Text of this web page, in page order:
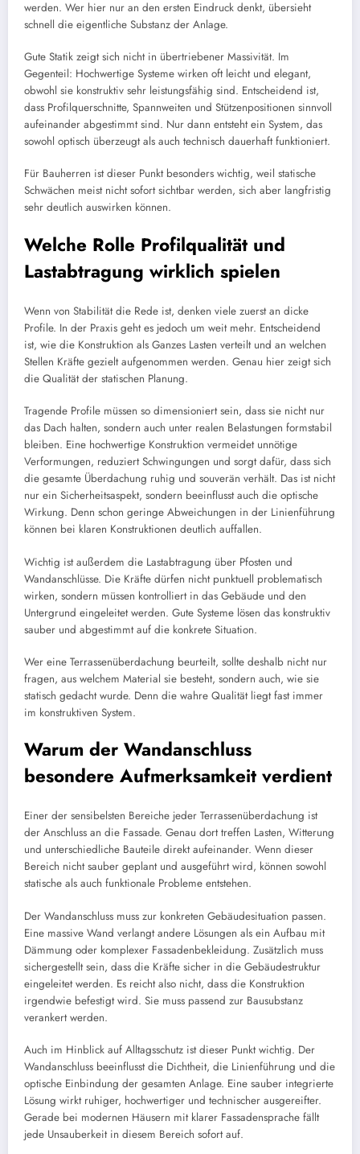
werden. Wer hier nur an den ersten Eindruck denkt, übersieht
schnell die eigentliche Substanz der Anlage.
Gute Statik zeigt sich nicht in übertriebener Massivität. Im
Gegenteil: Hochwertige Systeme wirken oft leicht und elegant,
obwohl sie konstruktiv sehr leistungsfähig sind. Entscheidend ist,
dass Profilquerschnitte, Spannweiten und Stützenpositionen sinnvoll
aufeinander abgestimmt sind. Nur dann entsteht ein System, das
sowohl optisch überzeugt als auch technisch dauerhaft funktioniert.
Für Bauherren ist dieser Punkt besonders wichtig, weil statische
Schwächen meist nicht sofort sichtbar werden, sich aber langfristig
sehr deutlich auswirken können.
Welche Rolle Profilqualität und
Lastabtragung wirklich spielen
Wenn von Stabilität die Rede ist, denken viele zuerst an dicke
Profile. In der Praxis geht es jedoch um weit mehr. Entscheidend
ist, wie die Konstruktion als Ganzes Lasten verteilt und an welchen
Stellen Kräfte gezielt aufgenommen werden. Genau hier zeigt sich
die Qualität der statischen Planung.
Tragende Profile müssen so dimensioniert sein, dass sie nicht nur
das Dach halten, sondern auch unter realen Belastungen formstabil
bleiben. Eine hochwertige Konstruktion vermeidet unnötige
Verformungen, reduziert Schwingungen und sorgt dafür, dass sich
die gesamte Überdachung ruhig und souverän verhält. Das ist nicht
nur ein Sicherheitsaspekt, sondern beeinflusst auch die optische
Wirkung. Denn schon geringe Abweichungen in der Linienführung
können bei klaren Konstruktionen deutlich auffallen.
Wichtig ist außerdem die Lastabtragung über Pfosten und
Wandanschlüsse. Die Kräfte dürfen nicht punktuell problematisch
wirken, sondern müssen kontrolliert in das Gebäude und den
Untergrund eingeleitet werden. Gute Systeme lösen das konstruktiv
sauber und abgestimmt auf die konkrete Situation.
Wer eine Terrassenüberdachung beurteilt, sollte deshalb nicht nur
fragen, aus welchem Material sie besteht, sondern auch, wie sie
statisch gedacht wurde. Denn die wahre Qualität liegt fast immer
im konstruktiven System.
Warum der Wandanschluss
besondere Aufmerksamkeit verdient
Einer der sensibelsten Bereiche jeder Terrassenüberdachung ist
der Anschluss an die Fassade. Genau dort treffen Lasten, Witterung
und unterschiedliche Bauteile direkt aufeinander. Wenn dieser
Bereich nicht sauber geplant und ausgeführt wird, können sowohl
statische als auch funktionale Probleme entstehen.
Der Wandanschluss muss zur konkreten Gebäudesituation passen.
Eine massive Wand verlangt andere Lösungen als ein Aufbau mit
Dämmung oder komplexer Fassadenbekleidung. Zusätzlich muss
sichergestellt sein, dass die Kräfte sicher in die Gebäudestruktur
eingeleitet werden. Es reicht also nicht, dass die Konstruktion
irgendwie befestigt wird. Sie muss passend zur Bausubstanz
verankert werden.
Auch im Hinblick auf Alltagsschutz ist dieser Punkt wichtig. Der
Wandanschluss beeinflusst die Dichtheit, die Linienführung und die
optische Einbindung der gesamten Anlage. Eine sauber integrierte
Lösung wirkt ruhiger, hochwertiger und technischer ausgereifter.
Gerade bei modernen Häusern mit klarer Fassadensprache fällt
jede Unsauberkeit in diesem Bereich sofort auf.